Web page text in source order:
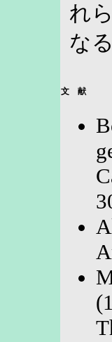
れ
なる
文 献